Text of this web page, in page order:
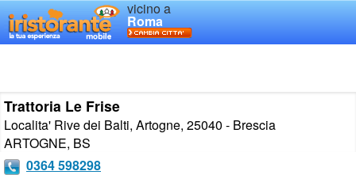
vicino a
Roma
Trattoria Le Frise
Localita' Rive dei Balti, Artogne, 25040 - Brescia
ARTOGNE, BS
0364 598298